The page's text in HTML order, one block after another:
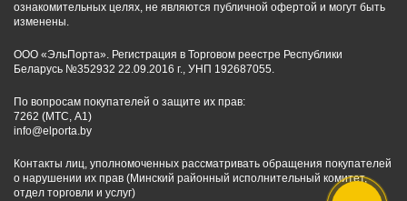
ознакомительных целях, не являются публичной офертой и могут быть
изменены.
ООО «ЭльПорта». Регистрация в Торговом реестре Республики
Беларусь №352932 22.09.2016 г., УНП 192687055.
По вопросам покупателей о защите их прав:
7262 (МТС, A1)
info@elporta.by
Контакты лиц, уполномоченных рассматривать обращения покупателей
о нарушении их прав (Минский районный исполнительный комитет,
отдел торговли и услуг)